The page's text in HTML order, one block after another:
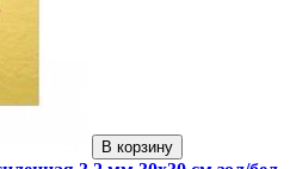
В корзину